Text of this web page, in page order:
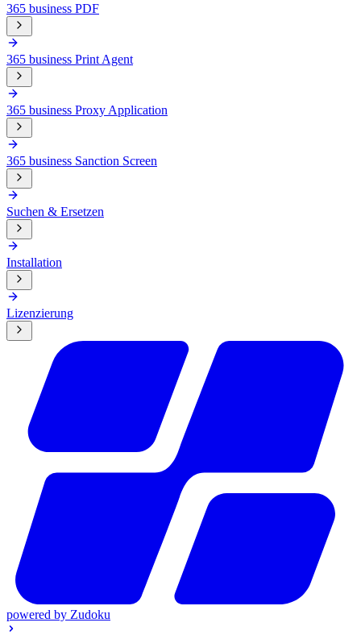
365 business PDF
365 business Print Agent
365 business Proxy Application
365 business Sanction Screen
Suchen & Ersetzen
Installation
Lizenzierung
powered by Zudoku